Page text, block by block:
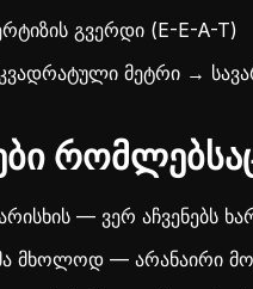
გვერდი (E-E-A-T)
მეტრი →
— ვერ აჩვენებს
მხოლოდ — არანაირი